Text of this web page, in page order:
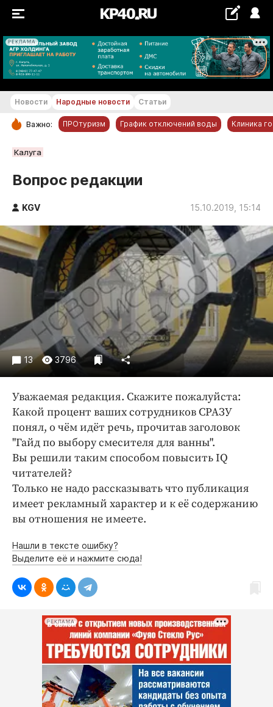
РЕКЛАМА
+22...+23 °С
РУБРИКИ
Новости компаний
Статьи
Народные новости
Авто и транспорт
Благоустройство
Криминал
Культура
Недвижимость и ЖКХ
Образование
Общество
Погода
Праздники
Происшествия
Спорт
Экономика и бизнес
ПРОЕКТЫ
Блоги
Издания
Интересное чтиво
Клиника года
Бренд года
Новости Народные новости Статьи
Важно: ПРОтуризм График отключений воды Клиника
Калуга
Вопрос редакции
KGV 15.10.2019, 15:14
13 3796
Уважаемая редакция. Скажите пожалуйста:
Какой процент ваших сотрудников СРАЗУ
понял, о чём идёт речь, прочитав заголовок
"Гайд по выбору смесителя для ванны".
Вы решили таким способом повысить IQ
читателей?
Только не надо рассказывать что публикация
имеет рекламный характер и к её содержанию
вы отношения не имеете.
Нашли в тексте ошибку?
Выделите её и нажмите сюда!
РЕКЛАМА